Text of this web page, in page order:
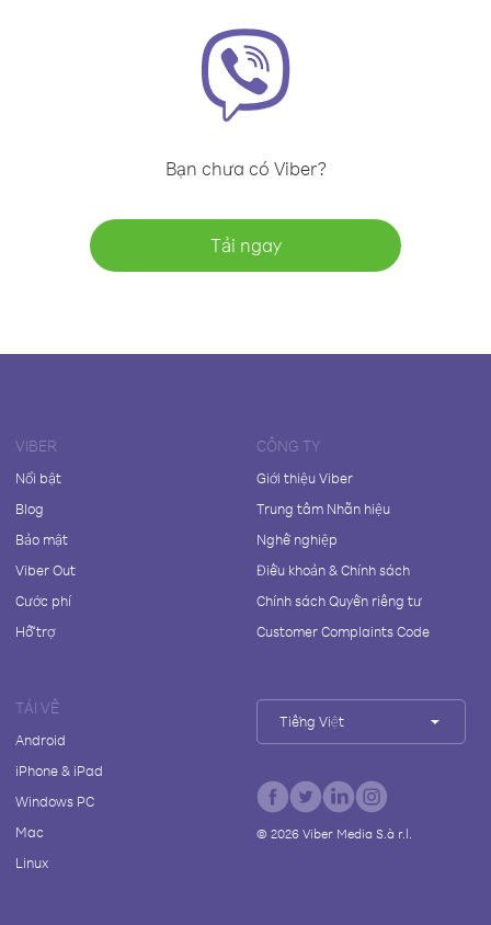
Bạn chưa có Viber?
Tải ngay
VIBER
Nổi bật
Blog
Bảo mật
Viber Out
Cước phí
Hỗ trợ
CÔNG TY
Giới thiệu Viber
Trung tâm Nhãn hiệu
Nghề nghiệp
Điều khoản & Chính sách
Chính sách Quyền riêng tư
Customer Complaints Code
TẢI VỀ
Android
iPhone & iPad
Windows PC
Mac
Linux
Tiếng Việt
© 2026Viber Media S.à r.l.